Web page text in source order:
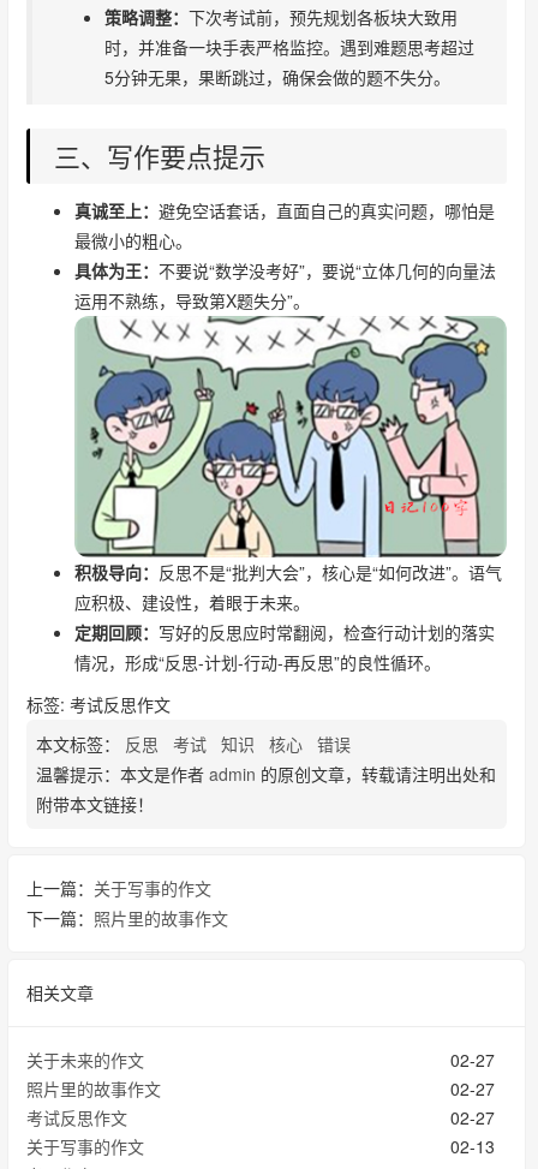
策略调整： 下次考试前，预先规划各板块大致用
时，并准备一块手表严格监控。遇到难题思考超过
5分钟无果，果断跳过，确保会做的题不失分。
三、写作要点提示
真诚至上： 避免空话套话，直面自己的真实问题，哪怕是
最微小的粗心。
具体为王： 不要说“数学没考好”，要说“立体几何的向量法
运用不熟练，导致第X题失分”。
积极导向： 反思不是“批判大会”，核心是“如何改进”。语气
应积极、建设性，着眼于未来。
定期回顾： 写好的反思应时常翻阅，检查行动计划的落实
情况，形成“反思-计划-行动-再反思”的良性循环。
标签: 考试反思作文
本文标签： 反思 考试 知识 核心 错误
温馨提示：本文是作者 admin 的原创文章，转载请注明出处和
附带本文链接！
上一篇： 关于写事的作文
下一篇： 照片里的故事作文
相关文章
02-27
关于未来的作文
02-27
照片里的故事作文
02-27
考试反思作文
02-13
关于写事的作文